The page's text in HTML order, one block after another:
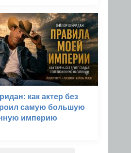
как актер без
самую большую
империю